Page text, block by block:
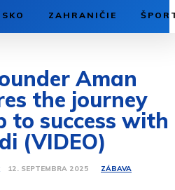
ZAHRANIČIE
Aman
the journey
success with
(VIDEO)
12. SEPTEMBRA 2025 ZÁBAVA